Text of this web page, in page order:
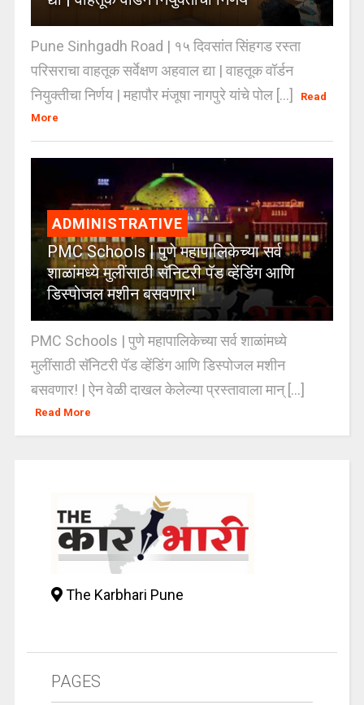
Pune Sinhgadh Road | १५ दिवसांत सिंहगड रस्ता
परिसराचा वाहतूक सर्वेक्षण अहवाल द्या | वाहतूक वॉर्डन
नियुक्तीचा निर्णय | महापौर मंजूषा नागपुरे यांचे पोल [...]
Read
More
ADMINISTRATIVE
PMC Schools | पुणे महापालिकेच्या सर्व
शाळांमध्ये मुलींसाठी सॅनिटरी पॅड व्हेंडिंग आणि
डिस्पोजल मशीन बसवणार!
PMC Schools | पुणे महापालिकेच्या सर्व शाळांमध्ये
मुलींसाठी सॅनिटरी पॅड व्हेंडिंग आणि डिस्पोजल मशीन
बसवणार! | ऐन वेळी दाखल केलेल्या प्रस्तावाला मान् [...]
Read More
The Karbhari Pune
PAGES